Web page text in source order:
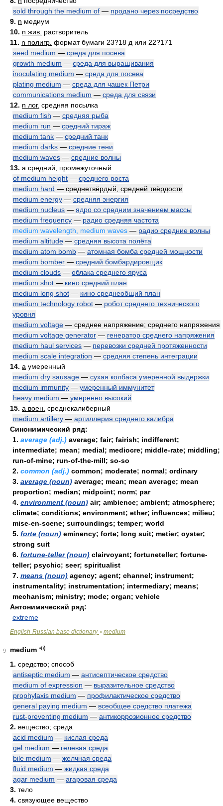
sold through the medium of — продано через посредство
9. n медиум
10. n жив. растворитель
11. n полигр. формат бумаги 23?18 д или 22?171
seed medium — среда для посева
growth medium — среда для выращивания
inoculating medium — среда для посева
plating medium — среда для чашек Петри
communications medium — среда для связи
12. n лог. средняя посылка
medium fish — средняя рыба
medium run — средний тираж
medium tank — средний танк
medium darks — средние тени
medium waves — средние волны
13. a средний, промежуточный
of medium height — среднего роста
medium hard — среднетвёрдый, средней твёрдости
medium energy — средняя энергия
medium nucleus — ядро со средним значением массы
medium frequency — радио средняя частота
medium wavelength, medium waves — радио средние волны
medium altitude — средняя высота полёта
medium atom bomb — атомная бомба средней мощности
medium bomber — средний бомбардировщик
medium clouds — облака среднего яруса
medium shot — кино средний план
medium long shot — кино среднеобщий план
medium technology robot — робот среднего технического
уровня
medium voltage — среднее напряжение; среднего напряжения
medium voltage generator — генератор среднего напряжения
medium haul services — перевозки средней протяженности
medium scale integration — средняя степень интеграции
14. a умеренный
medium dry sausage — сухая колбаса умеренной выдержки
medium immunity — умеренный иммунитет
heavy medium — умеренно высокий
15. a воен. среднекалиберный
medium artillery — артиллерия среднего калибра
Синонимический ряд:
1. average (adj.) average; fair; fairish; indifferent;
intermediate; mean; medial; mediocre; middle-rate; middling;
run-of-mine; run-of-the-mill; so-so
2. common (adj.) common; moderate; normal; ordinary
3. average (noun) average; mean; mean average; mean
proportion; median; midpoint; norm; par
4. environment (noun) air; ambience; ambient; atmosphere;
climate; conditions; environment; ether; influences; milieu;
mise-en-scene; surroundings; temper; world
5. forte (noun) eminency; forte; long suit; metier; oyster;
strong suit
6. fortune-teller (noun) clairvoyant; fortuneteller; fortune-
teller; psychic; seer; spiritualist
7. means (noun) agency; agent; channel; instrument;
instrumentality; instrumentation; intermediary; means;
mechanism; ministry; mode; organ; vehicle
Антонимический ряд:
extreme
English-Russian base dictionary> medium
9
medium
1. средство; способ
antiseptic medium — антисептическое средство
medium of expression — выразительное средство
prophylaxis medium — профилактическое средство
general paying medium — всеобщее средство платежа
rust-preventing medium — антикоррозионное средство
2. вещество; среда
acid medium — кислая среда
gel medium — гелевая среда
bile medium — желчная среда
fluid medium — жидкая среда
agar medium — агаровая среда
3. тело
4. связующее вещество